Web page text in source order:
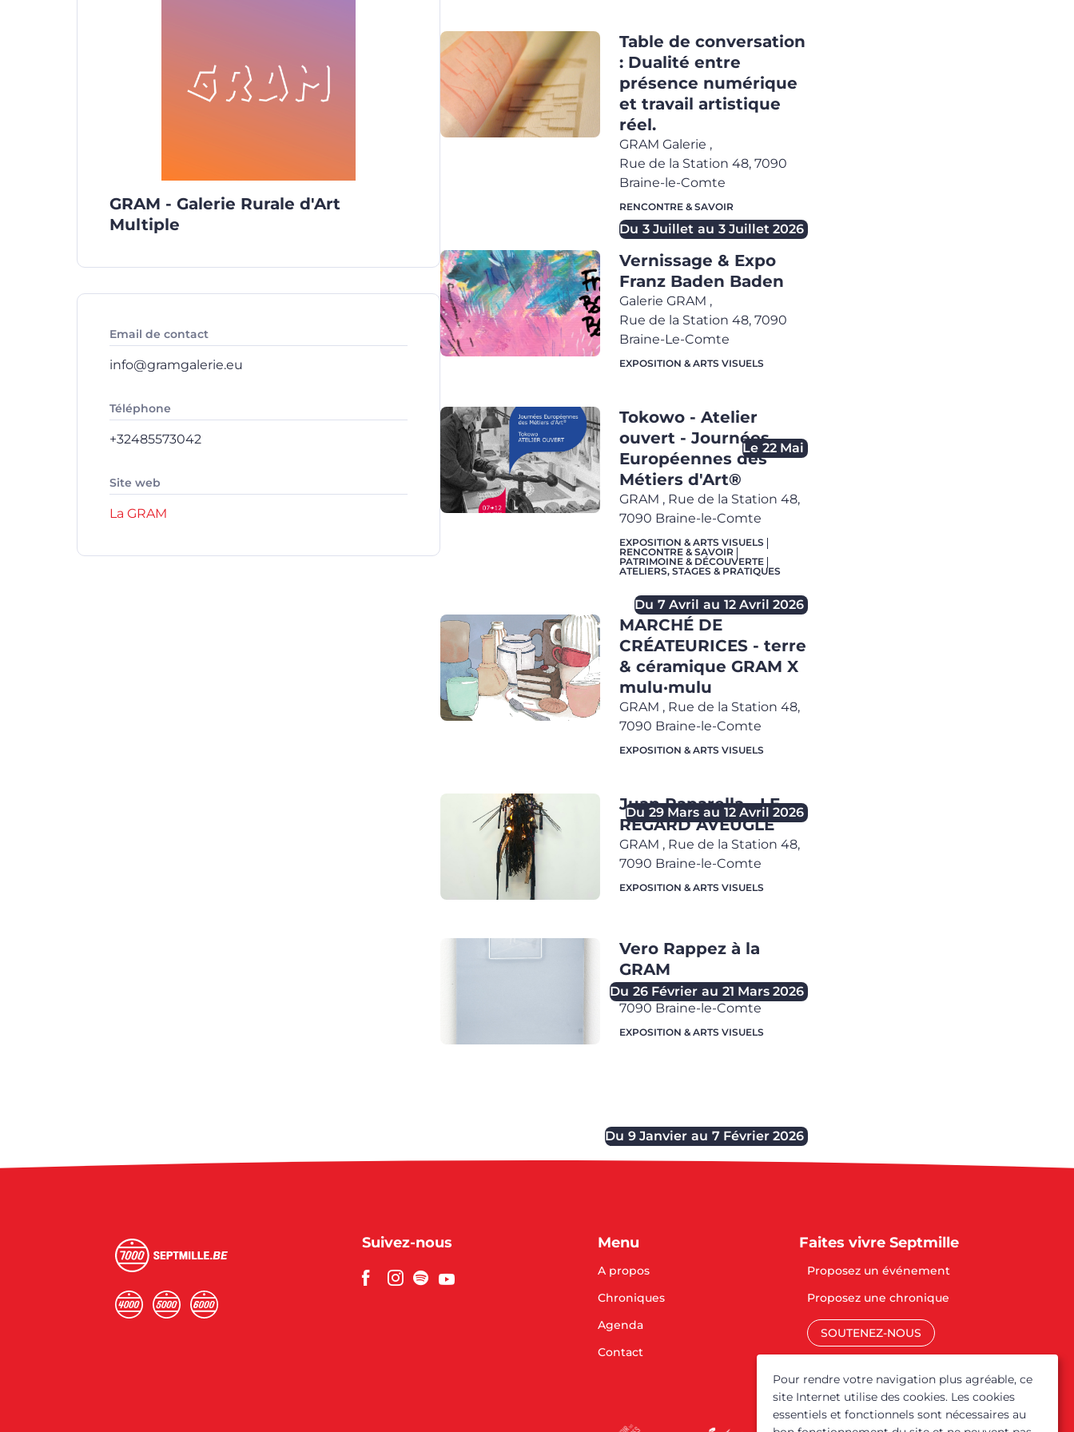
GRAM - Galerie Rurale d'Art
Multiple
Email de contact
info@gramgalerie.eu
Téléphone
+32485573042
Site web
La GRAM
Table de conversation
: Dualité entre
présence numérique
et travail artistique
réel.
Du 3 Juillet au 3 Juillet 2026
GRAM Galerie ,
Rue de la Station 48, 7090
Braine-le-Comte
RENCONTRE & SAVOIR
Vernissage & Expo
Franz Baden Baden
Le 22 Mai
Galerie GRAM ,
Rue de la Station 48, 7090
Braine-Le-Comte
EXPOSITION & ARTS VISUELS
Tokowo - Atelier
ouvert - Journées
Européennes des
Métiers d'Art®
Du 7 Avril au 12 Avril 2026
GRAM , Rue de la Station 48,
7090 Braine-le-Comte
EXPOSITION & ARTS VISUELS
RENCONTRE & SAVOIR
PATRIMOINE & DÉCOUVERTE
ATELIERS, STAGES & PRATIQUES
MARCHÉ DE
CRÉATEURICES - terre
& céramique GRAM X
mulu·mulu
Du 29 Mars au 12 Avril 2026
GRAM , Rue de la Station 48,
7090 Braine-le-Comte
EXPOSITION & ARTS VISUELS
Juan Paparella - LE
REGARD AVEUGLE
Du 26 Février au 21 Mars 2026
GRAM , Rue de la Station 48,
7090 Braine-le-Comte
EXPOSITION & ARTS VISUELS
Vero Rappez à la
GRAM
Du 9 Janvier au 7 Février 2026
GRAM,Rue de la Station 48,
7090 Braine-le-Comte
EXPOSITION & ARTS VISUELS
Suivez-nous Menu
A propos
Chroniques
Agenda
Contact
Faites vivre Septmille
Proposez un événement
Proposez une chronique
SOUTENEZ-NOUS
Pour rendre votre navigation plus agréable, ce
site Internet utilise des cookies. Les cookies
essentiels et fonctionnels sont nécessaires au